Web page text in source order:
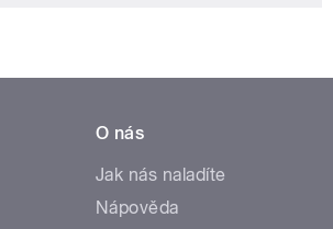
O nás
Jak nás naladíte
Nápověda